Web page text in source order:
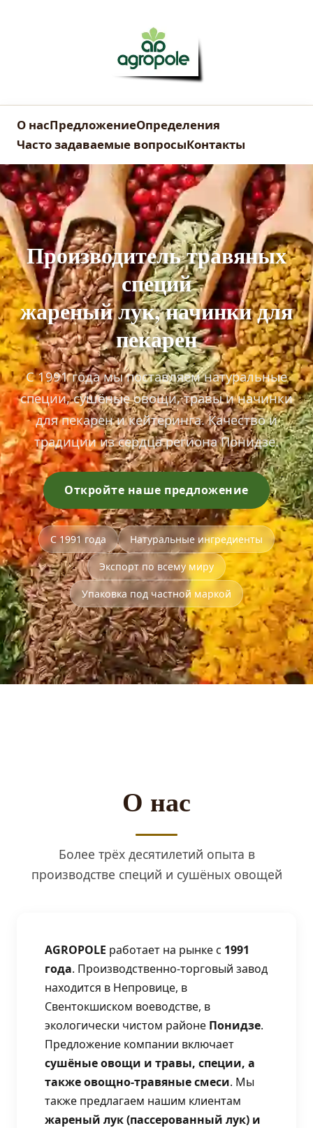
О насПредложениеОпределения
Часто задаваемые вопросыКонтакты
Производитель травяных
специй
жареный лук, начинки для
пекарен
С 1991 года мы поставляем натуральные
специи, сушёные овощи, травы и начинки
для пекарен и кейтеринга. Качество и
традиции из сердца региона Понидзе.
Откройте наше предложение
С 1991 года Натуральные ингредиенты
Экспорт по всему миру
Упаковка под частной маркой
О нас
Более трёх десятилетий опыта в
производстве специй и сушёных овощей
AGROPOLE работает на рынке с 1991
года. Производственно-торговый завод
находится в Непровице, в
Свентокшиском воеводстве, в
экологически чистом районе Понидзе.
Предложение компании включает
сушёные овощи и травы, специи, а
также овощно-травяные смеси. Мы
также предлагаем нашим клиентам
жареный лук (пассерованный лук) и